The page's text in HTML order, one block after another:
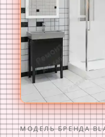
МОДЕЛЬ БРЕНДА